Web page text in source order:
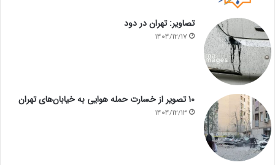
تصاویر: تهران در دود
1404/12/17
۱۰ تصویر از خسارت حمله هوایی به خیابان‌های تهران
1404/12/13